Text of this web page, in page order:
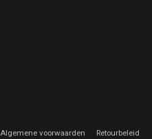
Algemene voorwaarden Retourbeleid